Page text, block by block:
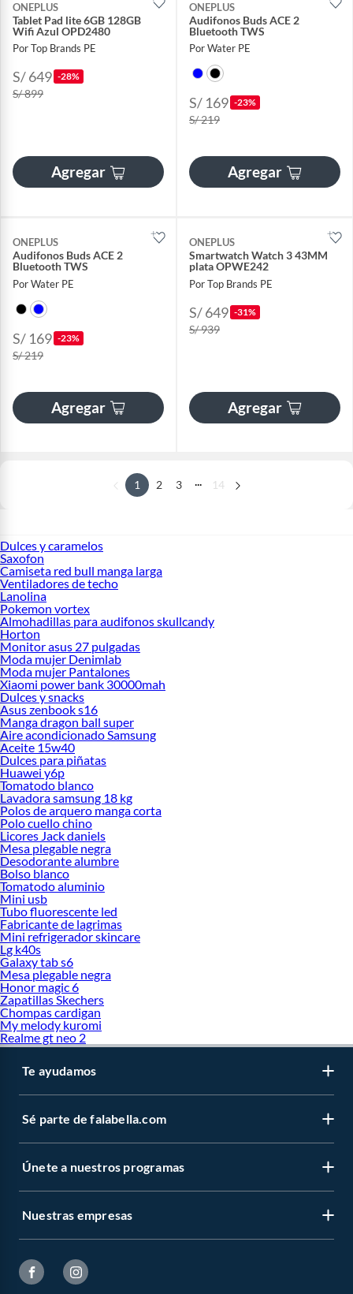
ONEPLUS
Tablet Pad lite 6GB 128GB
Wifi Azul OPD2480
Por Top Brands PE
S/ 649 -28%
S/ 899
Agregar
ONEPLUS
Audifonos Buds ACE 2
Bluetooth TWS
Por Water PE
S/ 169 -23%
S/ 219
Agregar
ONEPLUS
Audifonos Buds ACE 2
Bluetooth TWS
Por Water PE
S/ 169 -23%
S/ 219
Agregar
ONEPLUS
Smartwatch Watch 3 43MM
plata OPWE242
Por Top Brands PE
S/ 649 -31%
S/ 939
Agregar
1 2 3 ... 14
Dulces y caramelos
Saxofon
Camiseta red bull manga larga
Ventiladores de techo
Lanolina
Pokemon vortex
Almohadillas para audifonos skullcandy
Horton
Monitor asus 27 pulgadas
Moda mujer Denimlab
Moda mujer Pantalones
Xiaomi power bank 30000mah
Dulces y snacks
Asus zenbook s16
Manga dragon ball super
Aire acondicionado Samsung
Aceite 15w40
Dulces para piñatas
Huawei y6p
Tomatodo blanco
Lavadora samsung 18 kg
Polos de arquero manga corta
Polo cuello chino
Licores Jack daniels
Mesa plegable negra
Desodorante alumbre
Bolso blanco
Tomatodo aluminio
Mini usb
Tubo fluorescente led
Fabricante de lagrimas
Mini refrigerador skincare
Lg k40s
Galaxy tab s6
Mesa plegable negra
Honor magic 6
Zapatillas Skechers
Chompas cardigan
My melody kuromi
Realme gt neo 2
Te ayudamos
Sé parte de falabella.com
Únete a nuestros programas
Nuestras empresas